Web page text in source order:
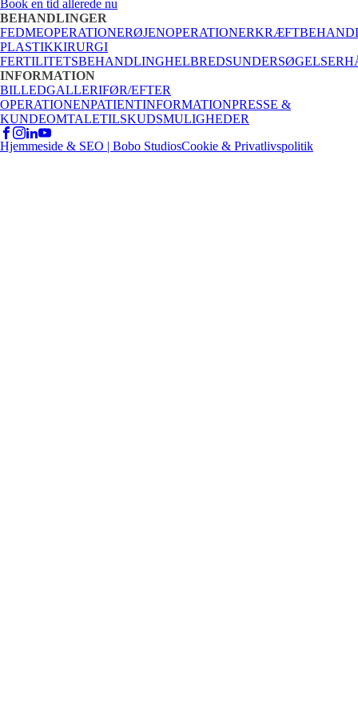
Book en tid allerede nu
BEHANDLINGER
FEDMEOPERATIONERØJENOPERATIONER
PLASTIKKIRURGI
FERTILITETSBEHANDLINGHELBREDSUNDERSØGELSER
INFORMATION
BILLEDGALLERIFØR/EFTER
OPERATIONENPATIENTINFORMATIONPRESSE &
KUNDEOMTALETILSKUDSMULIGHEDER
Hjemmeside & SEO | Bobo StudiosCookie & Privatlivspolitik